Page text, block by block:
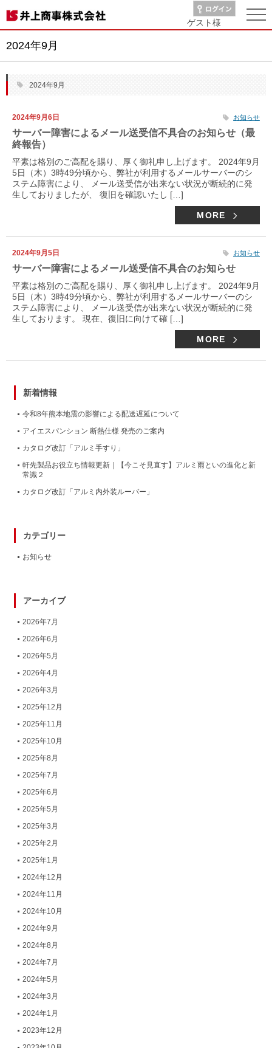
ゲスト様
2024年9月
2024年9月
2024年9月6日 お知らせ
サーバー障害によるメール送受信不具合のお知らせ（最
終報告）
平素は格別のご高配を賜り、厚く御礼申し上げます。 2024年9月
5日（木）3時49分頃から、弊社が利用するメールサーバーのシ
ステム障害により、 メール送受信が出来ない状況が断続的に発
生しておりましたが、 復旧を確認いたし […]
MORE
2024年9月5日 お知らせ
サーバー障害によるメール送受信不具合のお知らせ
平素は格別のご高配を賜り、厚く御礼申し上げます。 2024年9月
5日（木）3時49分頃から、弊社が利用するメールサーバーのシ
ステム障害により、 メール送受信が出来ない状況が断続的に発
生しております。 現在、復旧に向けて確 […]
MORE
新着情報
令和8年熊本地震の影響による配送遅延について
アイエスパンション 断熱仕様 発売のご案内
カタログ改訂「アルミ手すり」
軒先製品お役立ち情報更新｜【今こそ見直す】アルミ雨といの進化と新
常識２
カタログ改訂「アルミ内外装ルーバー」
カテゴリー
お知らせ
アーカイブ
2026年7月
2026年6月
2026年5月
2026年4月
2026年3月
2025年12月
2025年11月
2025年10月
2025年8月
2025年7月
2025年6月
2025年5月
2025年3月
2025年2月
2025年1月
2024年12月
2024年11月
2024年10月
2024年9月
2024年8月
2024年7月
2024年5月
2024年3月
2024年1月
2023年12月